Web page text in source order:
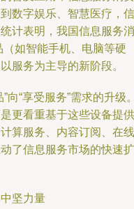
数字娱乐、智慧医疗，信
计表明，我国信息服务消
如智能手机、电脑等硬
服务为主导的新阶段。
向“享受服务”需求的升级
更看重基于这些设备提供
算服务、内容订阅、在线
了信息服务市场的快速扩
坚力量